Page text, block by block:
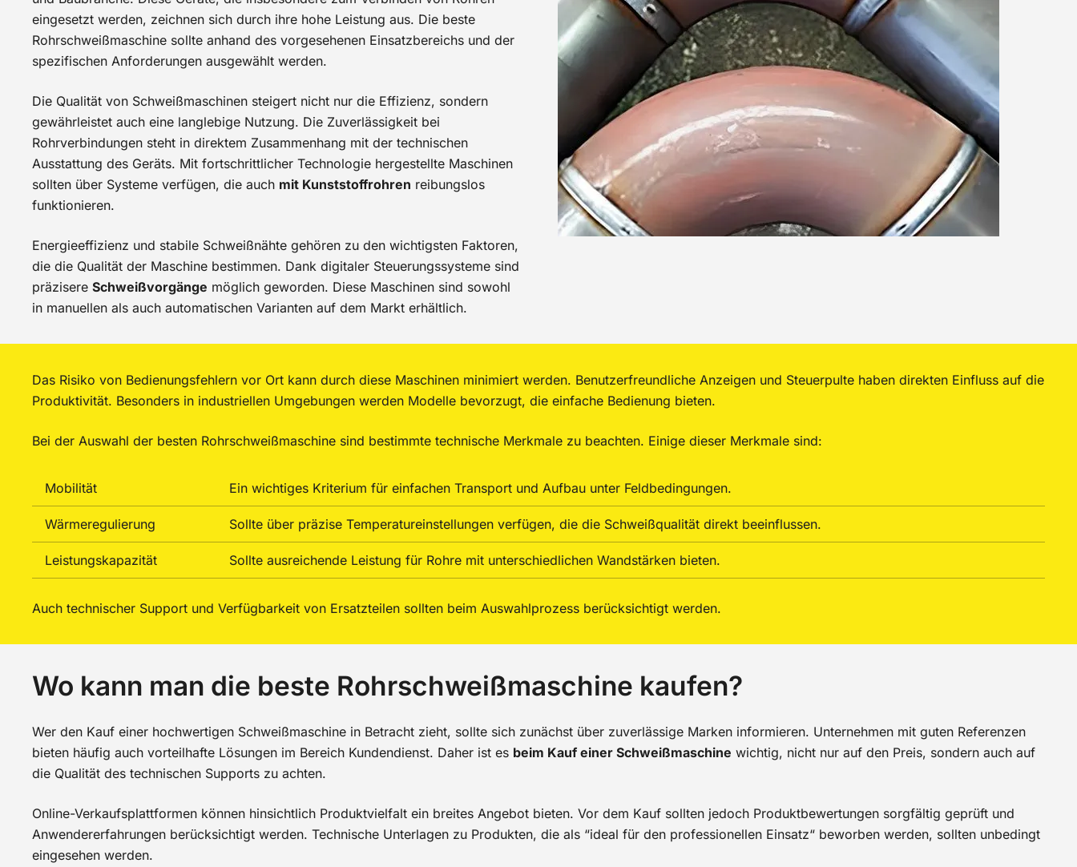
eingesetzt werden, zeichnen sich durch ihre hohe Leistung aus. Die beste
Rohrschweißmaschine sollte anhand des vorgesehenen Einsatzbereichs und der
spezifischen Anforderungen ausgewählt werden.
Die Qualität von Schweißmaschinen steigert nicht nur die Effizienz, sondern
gewährleistet auch eine langlebige Nutzung. Die Zuverlässigkeit bei
Rohrverbindungen steht in direktem Zusammenhang mit der technischen
Ausstattung des Geräts. Mit fortschrittlicher Technologie hergestellte Maschinen
sollten über Systeme verfügen, die auch mit Kunststoffrohren reibungslos
funktionieren.
Energieeffizienz und stabile Schweißnähte gehören zu den wichtigsten Faktoren,
die die Qualität der Maschine bestimmen. Dank digitaler Steuerungssysteme sind
präzisere Schweißvorgänge möglich geworden. Diese Maschinen sind sowohl
in manuellen als auch automatischen Varianten auf dem Markt erhältlich.
Das Risiko von Bedienungsfehlern vor Ort kann durch diese Maschinen minimiert werden. Benutzerfreundliche Anzeigen und Steuerpulte haben direkten Einfluss auf die
Produktivität. Besonders in industriellen Umgebungen werden Modelle bevorzugt, die einfache Bedienung bieten.
Bei der Auswahl der besten Rohrschweißmaschine sind bestimmte technische Merkmale zu beachten. Einige dieser Merkmale sind:
Mobilität Ein wichtiges Kriterium für einfachen Transport und Aufbau unter Feldbedingungen.
Wärmeregulierung Sollte über präzise Temperatureinstellungen verfügen, die die Schweißqualität direkt beeinflussen.
Leistungskapazität Sollte ausreichende Leistung für Rohre mit unterschiedlichen Wandstärken bieten.
Auch technischer Support und Verfügbarkeit von Ersatzteilen sollten beim Auswahlprozess berücksichtigt werden.
Wo kann man die beste Rohrschweißmaschine kaufen?
Wer den Kauf einer hochwertigen Schweißmaschine in Betracht zieht, sollte sich zunächst über zuverlässige Marken informieren. Unternehmen mit guten Referenzen
bieten häufig auch vorteilhafte Lösungen im Bereich Kundendienst. Daher ist es beim Kauf einer Schweißmaschine wichtig, nicht nur auf den Preis, sondern auch auf
die Qualität des technischen Supports zu achten.
Online-Verkaufsplattformen können hinsichtlich Produktvielfalt ein breites Angebot bieten. Vor dem Kauf sollten jedoch Produktbewertungen sorgfältig geprüft und
Anwendererfahrungen berücksichtigt werden. Technische Unterlagen zu Produkten, die als “ideal für den professionellen Einsatz“ beworben werden, sollten unbedingt
eingesehen werden.